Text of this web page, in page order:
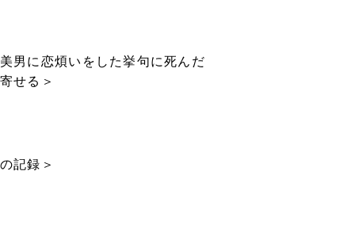
男に恋煩いをした挙句に死んだ
せる＞
記録＞